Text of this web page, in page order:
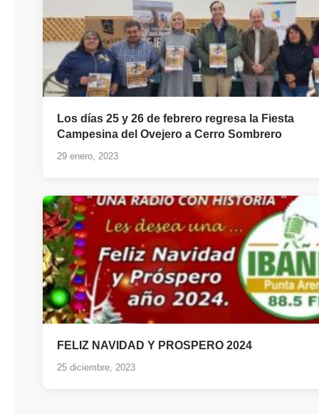
Los días 25 y 26 de febrero regresa la Fiesta
Campesina del Ovejero a Cerro Sombrero
29 enero, 2023
FELIZ NAVIDAD Y PROSPERO 2024
25 diciembre, 2023